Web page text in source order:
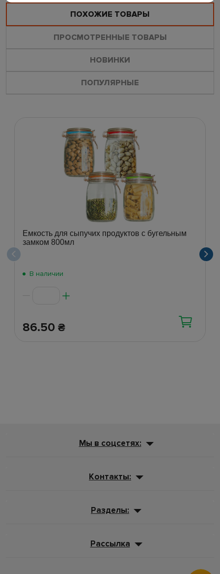
ПОХОЖИЕ ТОВАРЫ
ПРОСМОТРЕННЫЕ ТОВАРЫ
НОВИНКИ
ПОПУЛЯРНЫЕ
Емкость для сыпучих продуктов с бугельным
замком 800мл
В наличии
86.50 ₴
Мы в соцсетях:
Контакты:
Разделы:
Рассылка